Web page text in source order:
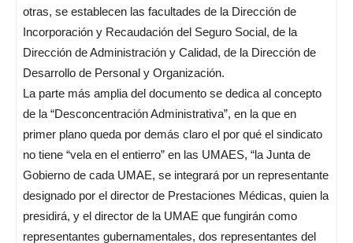
otras, se establecen las facultades de la Dirección de
Incorporación y Recaudación del Seguro Social, de la
Dirección de Administración y Calidad, de la Dirección de
Desarrollo de Personal y Organización.
La parte más amplia del documento se dedica al concepto
de la “Desconcentración Administrativa”, en la que en
primer plano queda por demás claro el por qué el sindicato
no tiene “vela en el entierro” en las UMAES, “la Junta de
Gobierno de cada UMAE, se integrará por un representante
designado por el director de Prestaciones Médicas, quien la
presidirá, y el director de la UMAE que fungirán como
representantes gubernamentales, dos representantes del